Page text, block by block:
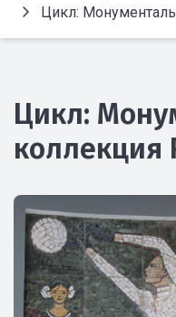
Цикл:
Цикл:
коллекция